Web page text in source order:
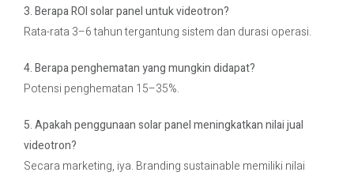
3. Berapa ROI solar panel untuk videotron?
Rata-rata 3–6 tahun tergantung sistem dan durasi operasi.
4. Berapa penghematan yang mungkin didapat?
Potensi penghematan 15–35%.
5. Apakah penggunaan solar panel meningkatkan nilai jual
videotron?
Secara marketing, iya. Branding sustainable memiliki nilai